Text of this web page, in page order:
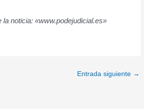
la noticia: «www.podejudicial.es»
Entrada siguiente →